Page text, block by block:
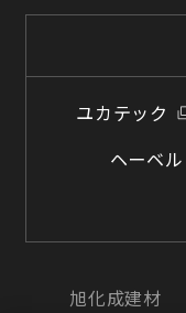
ユカテック
ヘーベル
旭化成建材